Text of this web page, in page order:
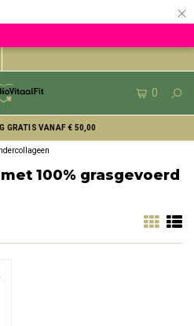
×
0
GRATIS VANAF € 50,00
100% grasgevoerd